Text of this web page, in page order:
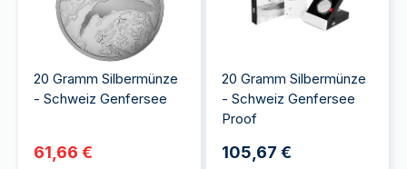
20 Gramm Silbermünze
- Schweiz Genfersee
61,66 €
20 Gramm Silbermünze
- Schweiz Genfersee
Proof
105,67 €